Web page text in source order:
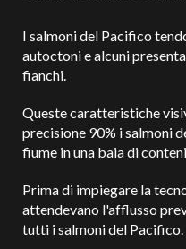
I salmoni del Pacifico
autoctoni e alcuni
fianchi.
Queste caratteristiche
precisione 90% i salmoni
fiume in una baia di
Prima di impiegare la
attendevano l'afflusso
tutti i salmoni del Pacifico.